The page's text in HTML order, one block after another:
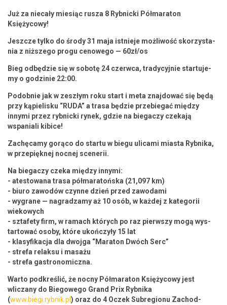
Już za niecały miesiąc rusza 8 Ryb­nic­ki Pół­mara­ton
Księżycowy!
Jeszcze tylko do środy 31 maja ist­nieje możli­wość sko­rzys­ta­
nia z niższego progu cenowego — 60zł/os
Bieg odbędzie się w sobotę 24 czer­w­ca, trady­cyjnie star­tu­je­
my o godzinie 22:00.
Podob­nie jak w zeszłym roku start i meta zna­j­dować się będą
przy kąpielisku “RUDA” a trasa będzie prze­b­ie­gać między
inny­mi przez ryb­nic­ki rynek, gdzie na bie­gaczy czeka­ją
wspaniali kibice!
Zachę­camy gorą­co do star­tu w biegu uli­ca­mi mias­ta Ryb­ni­ka,
w przepięknej noc­nej scenerii.
Na bie­gaczy czeka między inny­mi:
- atestowana trasa pół­mara­tońs­ka (21,097 km)
- biuro zawodów czynne dzień przed zawoda­mi
- wygrane — nagradza­my aż 10 osób, w każdej z kat­e­gorii
wiekowych
- sztafe­ty firm, w ramach których po raz pier­wszy mogą wys­
tar­tować oso­by, które ukończyły 15 lat
- klasy­fikac­ja dla dwo­j­ga “Mara­ton Dwóch Serc”
- stre­fa relak­su i masażu
- stre­fa gastronomiczna.
Warto pod­kreślić, że noc­ny Pół­mara­ton Księży­cowy jest
wliczany do Biegowego Grand Prix Ryb­ni­ka
(www.biegi.rybnik.pl ) oraz do 4 Oczek Sub­re­gionu Zachod­